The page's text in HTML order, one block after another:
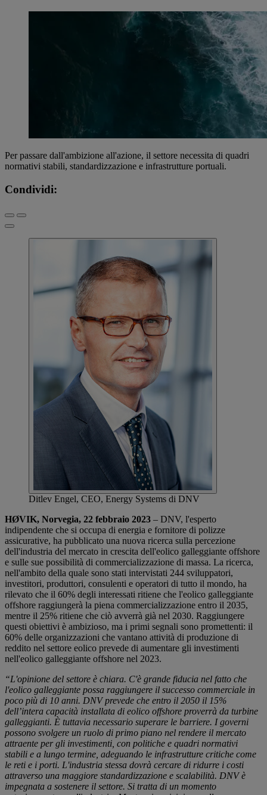
Per passare dall'ambizione all'azione, il settore necessita di quadri
normativi stabili, standardizzazione e infrastrutture portuali.
Condividi:
Ditlev Engel, CEO, Energy Systems di DNV
HØVIK, Norvegia, 22 febbraio 2023 – DNV, l'esperto
indipendente che si occupa di energia e fornitore di polizze
assicurative, ha pubblicato una nuova ricerca sulla percezione
dell'industria del mercato in crescita dell'eolico galleggiante offshore
e sulle sue possibilità di commercializzazione di massa. La ricerca,
nell'ambito della quale sono stati intervistati 244 sviluppatori,
investitori, produttori, consulenti e operatori di tutto il mondo, ha
rilevato che il 60% degli interessati ritiene che l'eolico galleggiante
offshore raggiungerà la piena commercializzazione entro il 2035,
mentre il 25% ritiene che ciò avverrà già nel 2030. Raggiungere
questi obiettivi è ambizioso, ma i primi segnali sono promettenti: il
60% delle organizzazioni che vantano attività di produzione di
reddito nel settore eolico prevede di aumentare gli investimenti
nell'eolico galleggiante offshore nel 2023.
“L'opinione del settore è chiara. C'è grande fiducia nel fatto che
l'eolico galleggiante possa raggiungere il successo commerciale in
poco più di 10 anni. DNV prevede che entro il 2050 il 15%
dell’intera capacità installata di eolico offshore proverrà da turbine
galleggianti. È tuttavia necessario superare le barriere. I governi
possono svolgere un ruolo di primo piano nel rendere il mercato
attraente per gli investimenti, con politiche e quadri normativi
stabili e a lungo termine, adeguando le infrastrutture critiche come
le reti e i porti. L'industria stessa dovrà cercare di ridurre i costi
attraverso una maggiore standardizzazione e scalabilità. DNV è
impegnata a sostenere il settore. Si tratta di un momento